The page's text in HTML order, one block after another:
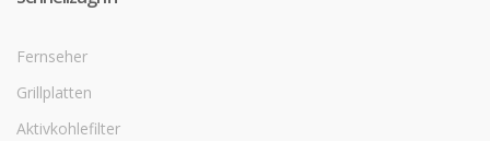
Fernseher
Grillplatten
Aktivkohlefilter